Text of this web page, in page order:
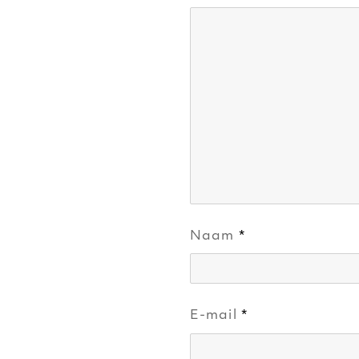
Naam *
E-mail*